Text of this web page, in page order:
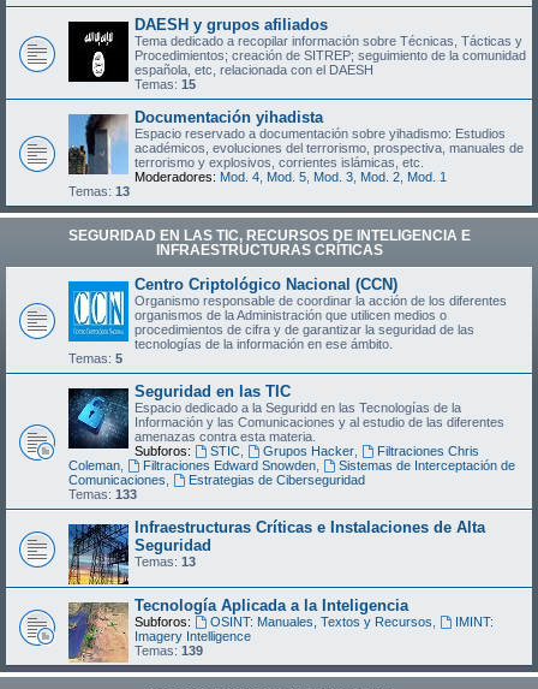
DAESH y grupos afiliados
Tema dedicado a recopilar información sobre Técnicas, Tácticas y
Procedimientos; creación de SITREP; seguimiento de la comunidad
española, etc, relacionada con el DAESH
Temas: 15
Documentación yihadista
Espacio reservado a documentación sobre yihadismo: Estudios
académicos, evoluciones del terrorismo, prospectiva, manuales de
terrorismo y explosivos, corrientes islámicas, etc.
Moderadores: Mod. 4 Mod. 5 Mod. 3 Mod. 2 Mod. 1
Temas: 13
SEGURIDAD EN LAS TIC, RECURSOS DE INTELIGENCIA E
INFRAESTRUCTURAS CRÍTICAS
Centro Criptológico Nacional (CCN)
Organismo responsable de coordinar la acción de los diferentes
organismos de la Administración que utilicen medios o
procedimientos de cifra y de garantizar la seguridad de las
tecnologías de la información en ese ámbito.
Temas: 5
Seguridad en las TIC
Espacio dedicado a la Seguridd en las Tecnologías de la
Información y las Comunicaciones y al estudio de las diferentes
amenazas contra esta materia.
Subforos:
STIC, Grupos Hacker,
Filtraciones Chris
Coleman
Filtraciones Edward Snowden,
Sistemas de Interceptación de
Comunicaciones
Estrategias de Ciberseguridad
Temas: 133
Infraestructuras Críticas e Instalaciones de Alta
Seguridad
Temas: 13
Tecnología Aplicada a la Inteligencia
Subforos: OSINT: Manuales, Textos y Recursos
IMINT:
Imagery Intelligence
Temas: 139